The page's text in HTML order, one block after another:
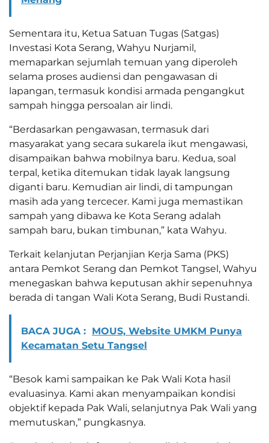
Sementara itu, Ketua Satuan Tugas (Satgas)
Investasi Kota Serang, Wahyu Nurjamil,
memaparkan sejumlah temuan yang diperoleh
selama proses audiensi dan pengawasan di
lapangan, termasuk kondisi armada pengangkut
sampah hingga persoalan air lindi.
“Berdasarkan pengawasan, termasuk dari
masyarakat yang secara sukarela ikut mengawasi,
disampaikan bahwa mobilnya baru. Kedua, soal
terpal, ketika ditemukan tidak layak langsung
diganti baru. Kemudian air lindi, di tampungan
masih ada yang tercecer. Kami juga memastikan
sampah yang dibawa ke Kota Serang adalah
sampah baru, bukan timbunan,” kata Wahyu.
Terkait kelanjutan Perjanjian Kerja Sama (PKS)
antara Pemkot Serang dan Pemkot Tangsel, Wahyu
menegaskan bahwa keputusan akhir sepenuhnya
berada di tangan Wali Kota Serang, Budi Rustandi.
BACA JUGA : MOUS, Website UMKM Punya
Kecamatan Setu Tangsel
“Besok kami sampaikan ke Pak Wali Kota hasil
evaluasinya. Kami akan menyampaikan kondisi
objektif kepada Pak Wali, selanjutnya Pak Wali yang
memutuskan,” pungkasnya.